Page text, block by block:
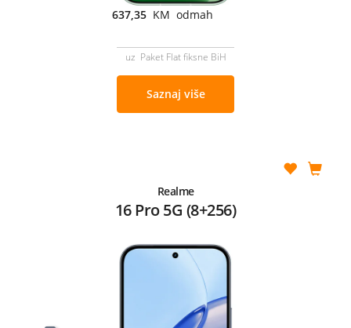
637,35 KM odmah
uz Paket Flat fiksne BiH
Saznaj više
Realme
16 Pro 5G (8+256)